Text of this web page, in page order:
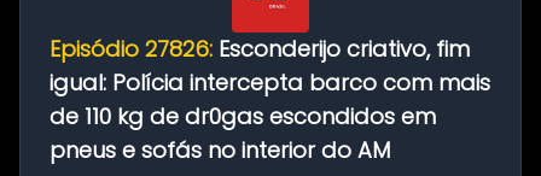
Episódio 27826: Esconderijo criativo, fim
igual: Polícia intercepta barco com mais
de 110 kg de dr0gas escondidos em
pneus e sofás no interior do AM